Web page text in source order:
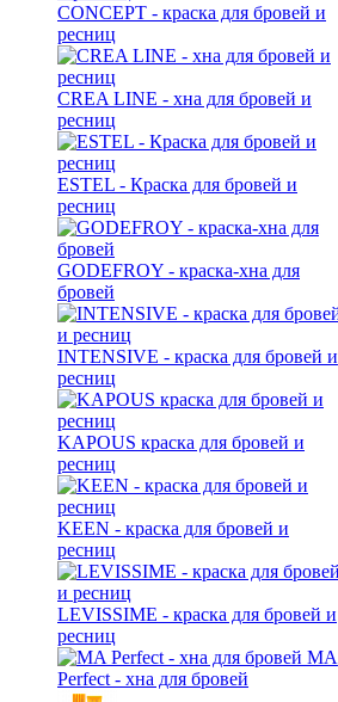
CONCEPT - краска для бровей и
ресниц
CREA LINE - хна для бровей и
ресниц
ESTEL - Краска для бровей и
ресниц
GODEFROY - краска-хна для
бровей
INTENSIVE - краска для бровей и
ресниц
KAPOUS краска для бровей и
ресниц
KEEN - краска для бровей и
ресниц
LEVISSIME - краска для бровей и
ресниц
MA
Perfect - хна для бровей